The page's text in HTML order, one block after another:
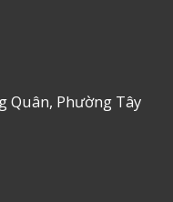
Quân, Phường Tây